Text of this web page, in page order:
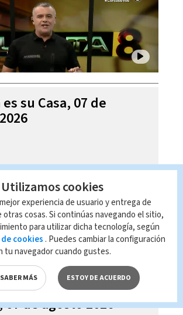
es su Casa, 07 de
En Directo con Paula
de agosto 2026
Utilizamos cookies
experiencia de usuario y entrega de
cosas. Si continúas navegando el sitio,
para utilizar dicha tecnología, según
cookies . Puedes cambiar la configuración
tu navegador cuando gustes.
MÁS ESTOY DE ACUERDO